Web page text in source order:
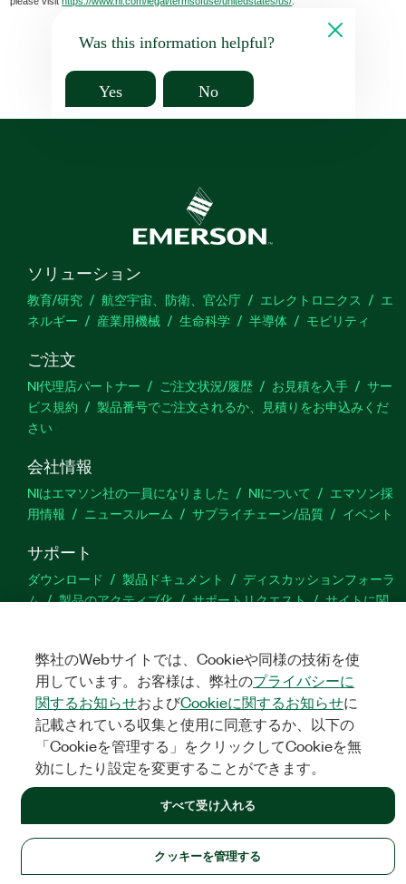
Was this information helpful?
Yes No
ソリューション
教育/研究 航空宇宙、防衛、官公庁 エレクトロニクス
エ
ネルギー
産業用機械 生命科学 半導体 モビリティ
ご注文
NI代理店パートナー ご注文状況/履歴 お見積を入手
サー
ビス規約
製品番号でご注文されるか、見積りをお申込みくだ
さい
会社情報
NIはエマソン社の一員になりました NIについて
エマソン採
用情報
ニュースルーム サプライチェーン/品質 イベント
サポート
ダウンロード 製品ドキュメント
ディスカッションフォーラ
ム
製品のアクティブ化 サポートリクエスト
サイトに関
TwitterYouTube
法令関連情報|IMPRINT|プライバシー|クッキーを管理する
NATIONAL INSTRUMENTS CORP. ALL RIGHTS RESERVED.
弊社のWebサイトでは、Cookieや同様の技術を使
用しています。お客様は、弊社のプライバシーに
関するお知らせおよびCookieに関するお知らせに
記載されている収集と使用に同意するか、以下の
「Cookieを管理する」をクリックしてCookieを無
効にしたり設定を変更することができます。
クッキーを管理する
すべて受け入れる